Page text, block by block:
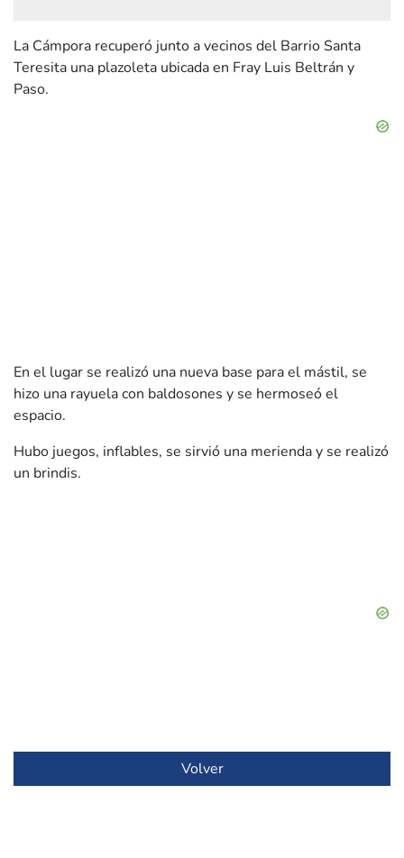
La Cámpora recuperó junto a vecinos del Barrio Santa
Teresita una plazoleta ubicada en Fray Luis Beltrán y
Paso.
En el lugar se realizó una nueva base para el mástil, se
hizo una rayuela con baldosones y se hermoseó el
espacio.
Hubo juegos, inflables, se sirvió una merienda y se realizó
un brindis.
Volver